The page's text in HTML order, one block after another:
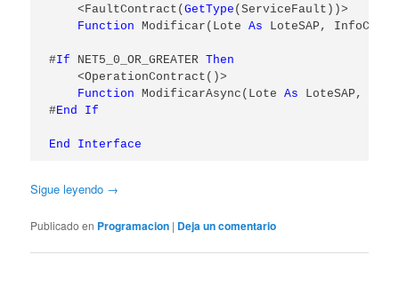
    <FaultContract(
GetType (ServiceFault))>
Function Modificar(Lote As LoteSAP,
#If NET5_0_OR_GREATER Then
    <OperationContract()>
Function ModificarAsync(Lote As LoteSAP,
#End If
End Interface
Sigue leyendo →
Publicado en Programacion | Deja un comentario